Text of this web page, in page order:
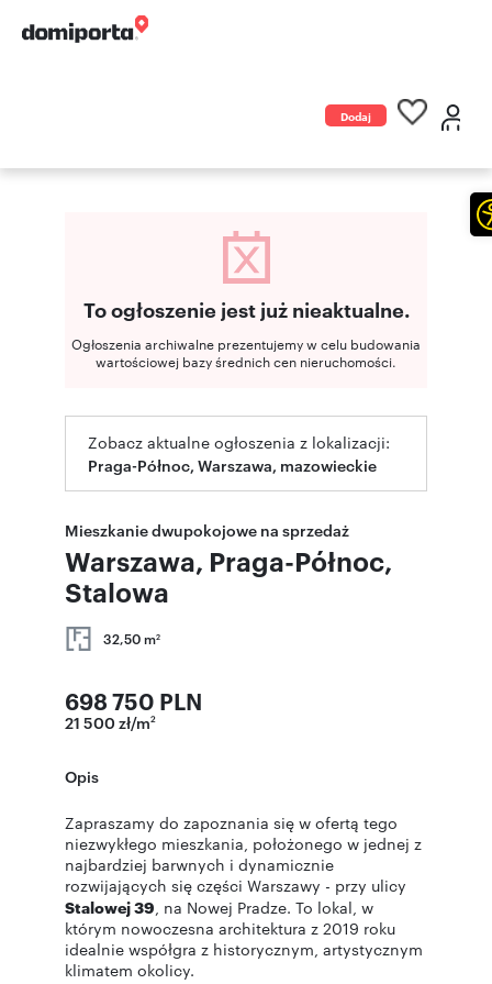
Dodaj
To ogłoszenie jest już nieaktualne.
Ogłoszenia archiwalne prezentujemy w celu budowania
wartościowej bazy średnich cen nieruchomości.
Zobacz aktualne ogłoszenia z lokalizacji:
Praga-Północ, Warszawa, mazowieckie
Mieszkanie dwupokojowe na sprzedaż
Warszawa, Praga-Północ,
Stalowa
32,50 m2
698 750 PLN
21 500 zł/m2
Opis
Zapraszamy do zapoznania się w ofertą tego
niezwykłego mieszkania, położonego w jednej z
najbardziej barwnych i dynamicznie
rozwijających się części Warszawy - przy ulicy
Stalowej 39, na Nowej Pradze. To lokal, w
którym nowoczesna architektura z 2019 roku
idealnie współgra z historycznym, artystycznym
klimatem okolicy.